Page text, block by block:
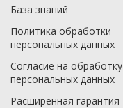
База знаний
Политика обработки
персональных данных
Согласие на обработку
персональных данных
Расширенная гарантия